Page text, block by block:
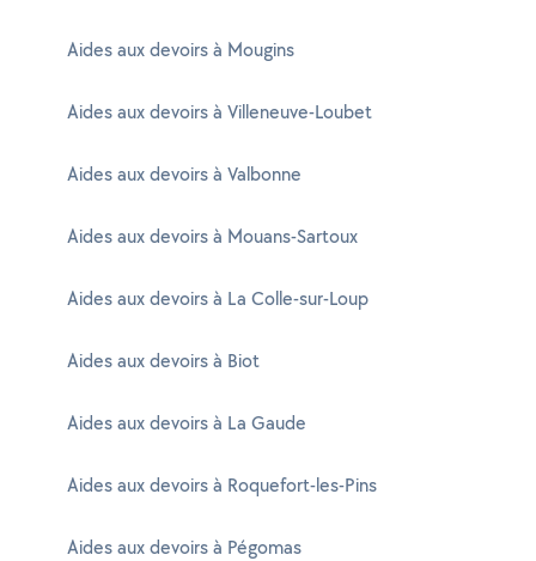
Aides aux devoirs à Mougins
Aides aux devoirs à Villeneuve-Loubet
Aides aux devoirs à Valbonne
Aides aux devoirs à Mouans-Sartoux
Aides aux devoirs à La Colle-sur-Loup
Aides aux devoirs à Biot
Aides aux devoirs à La Gaude
Aides aux devoirs à Roquefort-les-Pins
Aides aux devoirs à Pégomas